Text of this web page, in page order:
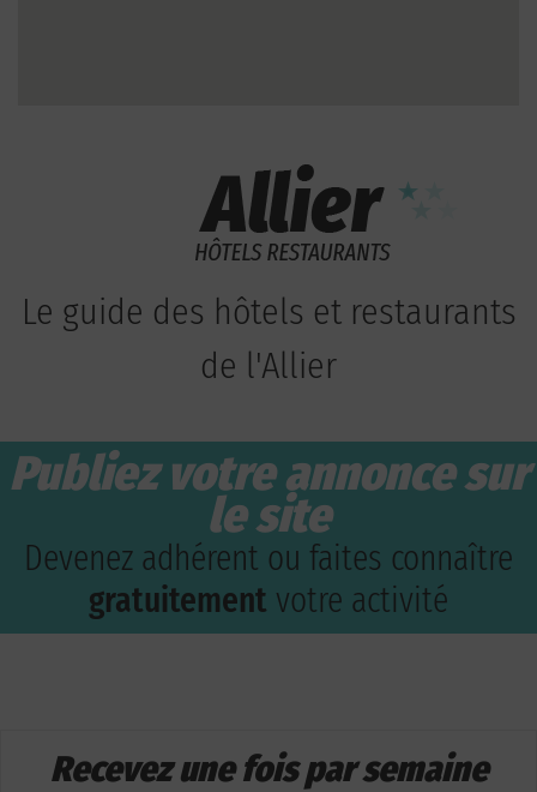
Le guide des hôtels et restaurants
de l'Allier
Publiez votre annonce sur
le site
Devenez adhérent ou faites connaître
gratuitement votre activité
Recevez une fois par semaine